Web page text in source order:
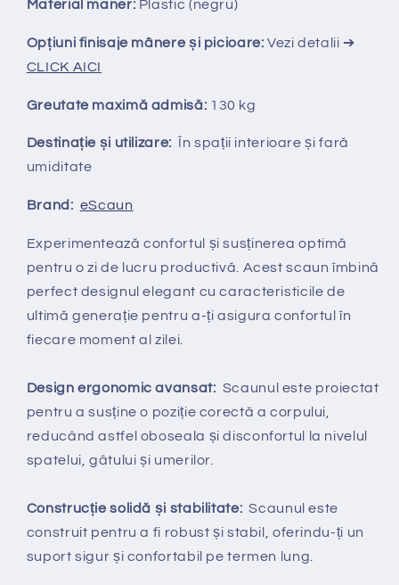
Material maner: Plastic (negru)
Opțiuni finisaje mânere și picioare:Vezi detalii ➔
CLICK AICI
Greutate maximă admisă: 130 kg
Destinație și utilizare: În spații interioare și fară
umiditate
Brand: eScaun
Experimentează confortul și susținerea optimă
pentru o zi de lucru productivă. Acest scaun îmbină
perfect designul elegant cu caracteristicile de
ultimă generație pentru a-ți asigura confortul în
fiecare moment al zilei.
Design ergonomic avansat: Scaunul este proiectat
pentru a susține o poziție corectă a corpului,
reducând astfel oboseala și disconfortul la nivelul
spatelui, gâtului și umerilor.
Construcție solidă și stabilitate:Scaunul este
construit pentru a fi robust și stabil, oferindu-ți un
suport sigur și confortabil pe termen lung.